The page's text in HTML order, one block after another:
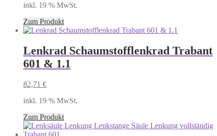
inkl. 19 % MwSt.
Zum Produkt
Lenkrad Schaumstofflenkrad Trabant
601 & 1.1
82,71 €
inkl. 19 % MwSt.
Zum Produkt